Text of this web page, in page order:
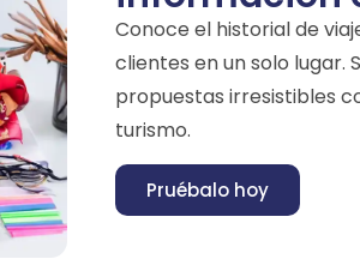
Conoce el historial de
clientes en un solo lugar.
propuestas irresistibles
turismo.
Pruébalo hoy